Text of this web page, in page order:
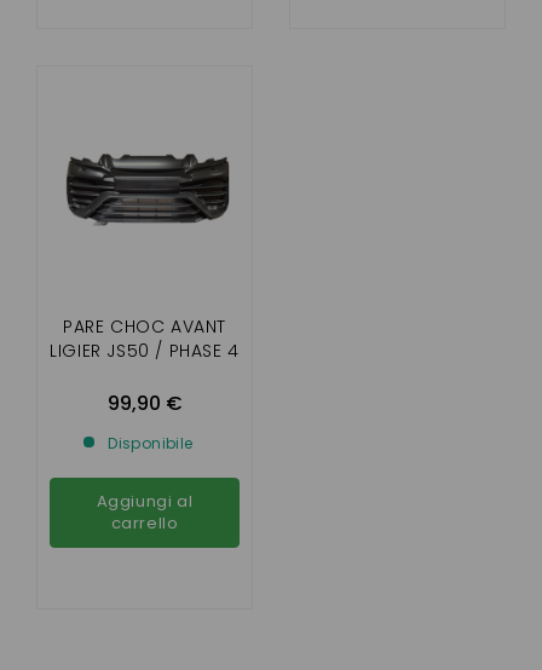
PARE CHOC AVANT
LIGIER JS50 / PHASE 4
99,90 €
Disponibile
Aggiungi al
carrello